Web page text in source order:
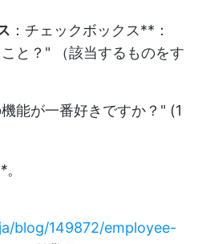
：チェックボックス**：
と？" （該当するものをす
能が一番好きですか？" (1
。
blog/149872/employee-